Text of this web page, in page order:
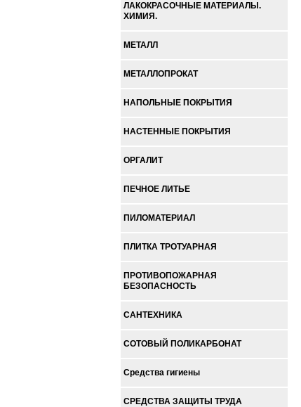
ЛАКОКРАСОЧНЫЕ МАТЕРИАЛЫ.
ХИМИЯ.
МЕТАЛЛ
МЕТАЛЛОПРОКАТ
НАПОЛЬНЫЕ ПОКРЫТИЯ
НАСТЕННЫЕ ПОКРЫТИЯ
ОРГАЛИТ
ПЕЧНОЕ ЛИТЬЕ
ПИЛОМАТЕРИАЛ
ПЛИТКА ТРОТУАРНАЯ
ПРОТИВОПОЖАРНАЯ
БЕЗОПАСНОСТЬ
САНТЕХНИКА
СОТОВЫЙ ПОЛИКАРБОНАТ
Средства гигиены
СРЕДСТВА ЗАЩИТЫ ТРУДА